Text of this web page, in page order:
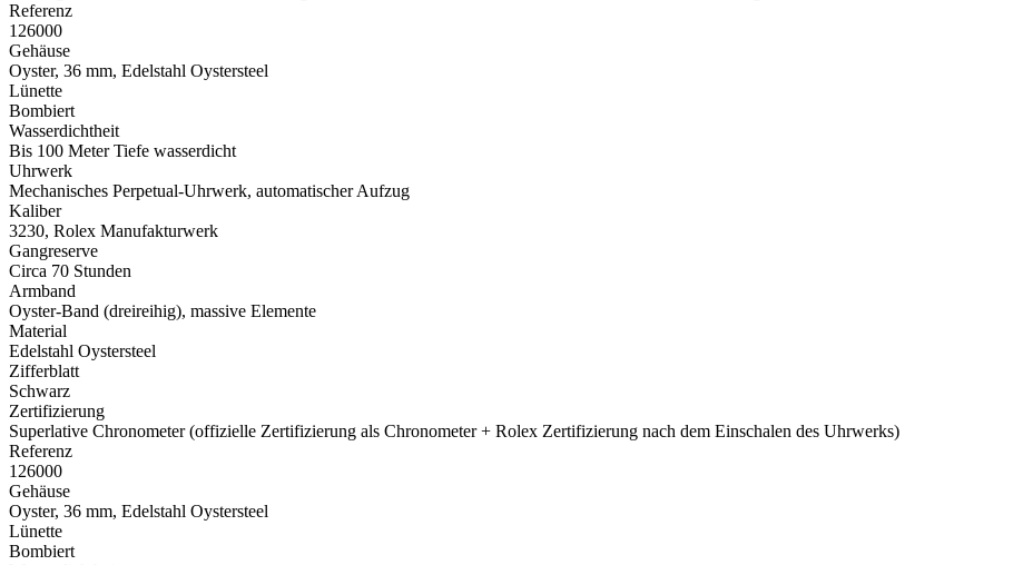
Referenz
126000
Gehäuse
Oyster, 36 mm, Edelstahl Oystersteel
Lünette
Bombiert
Wasserdichtheit
Bis 100 Meter Tiefe wasserdicht
Uhrwerk
Mechanisches Perpetual-Uhrwerk, automatischer Aufzug
Kaliber
3230, Rolex Manufakturwerk
Gangreserve
Circa 70 Stunden
Armband
Oyster-Band (dreireihig), massive Elemente
Material
Edelstahl Oystersteel
Zifferblatt
Schwarz
Zertifizierung
Superlative Chronometer (offizielle Zertifizierung als Chronometer + Rolex Zertifizierung nach dem Einschalen des Uhrwerks)
Referenz
126000
Gehäuse
Oyster, 36 mm, Edelstahl Oystersteel
Lünette
Bombiert